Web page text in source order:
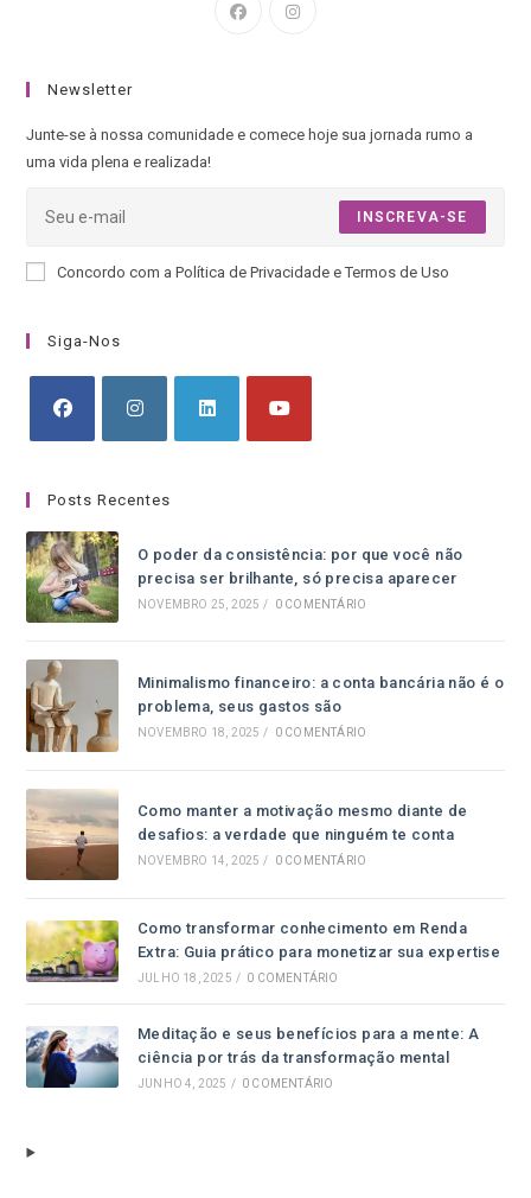
Newsletter
Junte-se à nossa comunidade e comece hoje sua jornada rumo a
uma vida plena e realizada!
INSCREVA-SE
Concordo com a Política de Privacidade e Termos de Uso
Siga-Nos
Posts Recentes
O poder da consistência: por que você não
precisa ser brilhante, só precisa aparecer
NOVEMBRO 25, 2025 / 0 COMENTÁRIO
Minimalismo financeiro: a conta bancária não é o
problema, seus gastos são
NOVEMBRO 18, 2025 / 0 COMENTÁRIO
Como manter a motivação mesmo diante de
desafios: a verdade que ninguém te conta
NOVEMBRO 14, 2025 / 0 COMENTÁRIO
Como transformar conhecimento em Renda
Extra: Guia prático para monetizar sua expertise
JULHO 18, 2025 / 0 COMENTÁRIO
Meditação e seus benefícios para a mente: A
ciência por trás da transformação mental
JUNHO 4, 2025 / 0 COMENTÁRIO